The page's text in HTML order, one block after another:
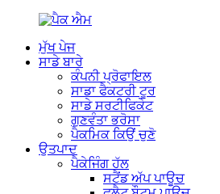
ਮੁੱਖ ਪੇਜ
ਸਾਡੇ ਬਾਰੇ
ਕੰਪਨੀ ਪ੍ਰੋਫਾਇਲ
ਸਾਡਾ ਫੈਕਟਰੀ ਟੂਰ
ਸਾਡੇ ਸਰਟੀਫਿਕੇਟ
ਗੁਣਵੰਤਾ ਭਰੋਸਾ
ਪੈਕਮਿਕ ਕਿਉਂ ਚੁਣੋ
ਉਤਪਾਦ
ਪੈਕੇਜਿੰਗ ਹੱਲ
ਸਟੈਂਡ ਅੱਪ ਪਾਊਚ